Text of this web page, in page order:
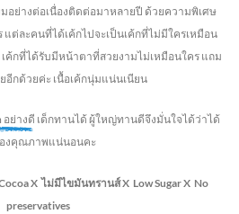
อย่างต่อเนื่องติดต่อมาหลายปี ด้วยความพิเศษ
แต่ละคนที่ได้เค้กไปจะเป็นเค้กที่ไม่มีใครเหมือน
กที่ได้รับมีหน้าตาที่สวยงามไม่เหมือนใคร แถม
อีกด้วยค่ะ เนื้อเค้กนุ่มแน่นเนียน
อย่างดี เด็กทานได้ ผู้ใหญ่ทานดีจึงมั่นใจได้ว่าได้
งคุณภาพแน่นอนคะ
X ไม่มีไขมันทรานส์X Low SugarX No
preservatives